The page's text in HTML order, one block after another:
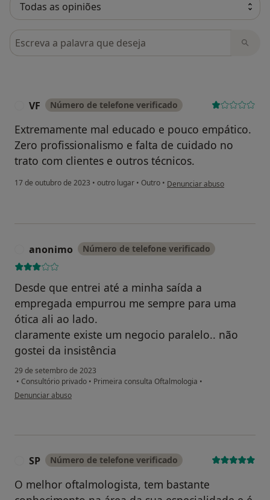
Pesquisar em opiniões
VF Número de telefone verificado
Extremamente mal educado e pouco empático.
Zero profissionalismo e falta de cuidado no
trato com clientes e outros técnicos.
17 de outubro de 2023 • outro lugar • Outro • na opinião do utilizador VF
Denunciar abuso
anonimo Número de telefone verificado
Desde que entrei até a minha saída a
empregada empurrou me sempre para uma
ótica ali ao lado.
claramente existe um negocio paralelo.. não
gostei da insistência
29 de setembro de 2023
• Consultório privado • Primeira consulta Oftalmologia •
na opinião do utilizador anonimo
Denunciar abuso
SP Número de telefone verificado
O melhor oftalmologista, tem bastante